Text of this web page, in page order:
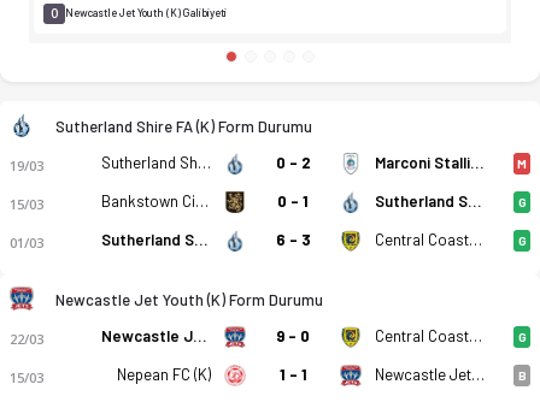
0 Newcastle Jet Youth (K) Galibiyeti
Sutherland Shire FA (K) Form Durumu
19/03 Sutherland Shire FA (K) 0 - 2 Marconi Stallions (K) M
15/03 Bankstown City FC (K) 0 - 1 Sutherland Shire FA (K) G
01/03 Sutherland Shire FA (K) 6 - 3 Central Coast Mariners 2 (K) G
Newcastle Jet Youth (K) Form Durumu
22/03 Newcastle Jet Youth (K) 9 - 0 Central Coast Mariners 2 (K) G
15/03 Nepean FC (K) 1 - 1 Newcastle Jet Youth (K) B